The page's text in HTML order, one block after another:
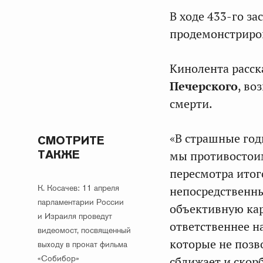
В ходе 433-го
Кинолента
Печерского,
смерти.
СМОТРИТЕ
ТАКЖЕ
К. Косачев: 11 апреля
парламентарии России
и Израиля проведут
видеомост, посвященный
выходу в прокат фильма
«Собибор»
«В страшные
мы
пересмотра
объективную
ответственнее
которые не